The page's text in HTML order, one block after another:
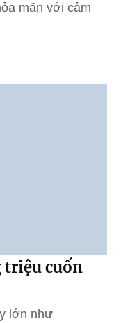
mãn với cảm
triệu cuốn
lớn như